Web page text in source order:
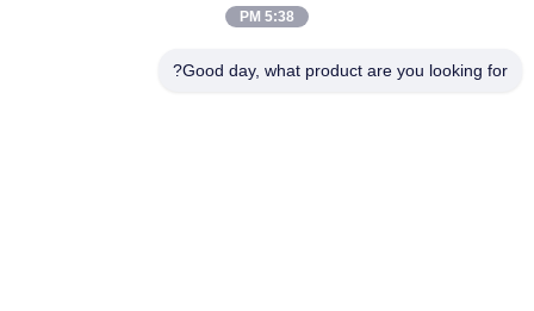
الصفحة الرئيسية
منتجات
5:38 PM
Good day, what product are you looking for?